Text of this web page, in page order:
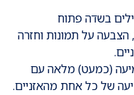
בשדה פתוח
הצבעה על תמונות וחזרה
שמיעה (כמעט) מלאה עם
של כל אחת מהאזניים.